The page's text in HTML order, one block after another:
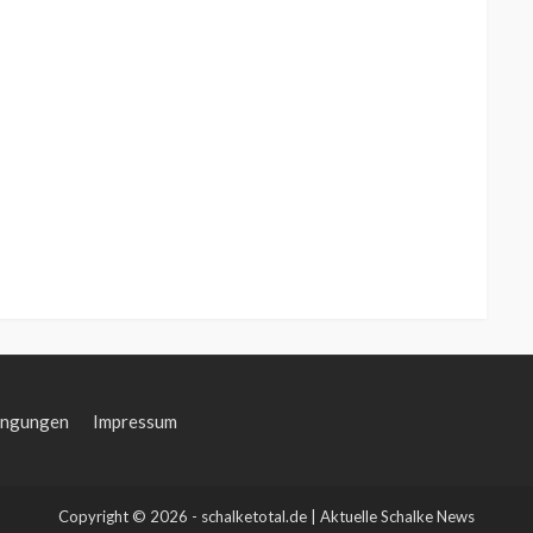
Impressum
Copyright © 2026 - schalketotal.de | Aktuelle Schalke News